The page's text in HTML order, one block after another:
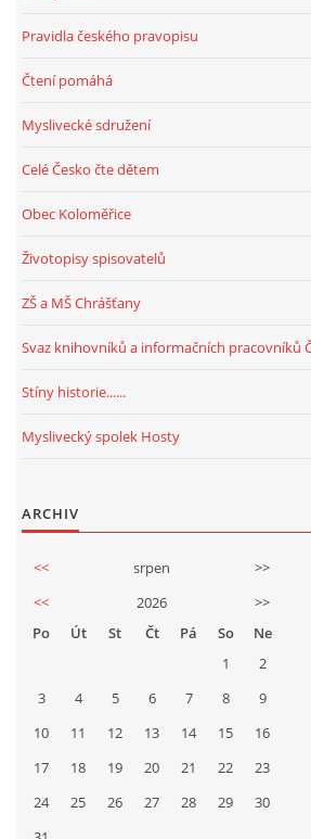
Pravidla českého pravopisu
Čtení pomáhá
Myslivecké sdružení
Celé Česko čte dětem
Obec Koloměřice
Životopisy spisovatelů
ZŠ a MŠ Chrášťany
Svaz knihovníků a informačních pracovníků
Stíny historie......
Myslivecký spolek Hosty
ARCHIV
<< srpen
>>
<<
2026
>>
Po
Út St Čt Pá So
Ne
1
2
3
4 5 6 7 8
9
10
11 12 13 14 15
16
17
18 19 20 21 22
23
24
25 26 27 28 29
30